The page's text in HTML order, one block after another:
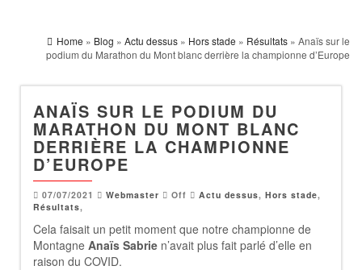
Home » Blog » Actu dessus » Hors stade » Résultats » Anaïs sur le
podium du Marathon du Mont blanc derrière la championne d’Europe
ANAÏS SUR LE PODIUM DU
MARATHON DU MONT BLANC
DERRIÈRE LA CHAMPIONNE
D’EUROPE
07/07/2021 Webmaster Off Actu dessus, Hors stade,
Résultats,
Cela faisait un petit moment que notre championne de
Montagne Anaïs Sabrie n’avait plus fait parlé d’elle en
raison du COVID.